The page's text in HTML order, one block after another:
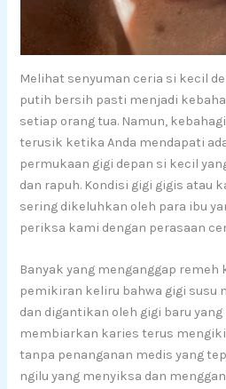
Melihat senyuman ceria si kecil
putih bersih pasti menjadi
setiap orang tua. Namun,
terusik ketika Anda mendapati
permukaan gigi depan si kecil
dan rapuh. Kondisi gigi gigis atau
sering dikeluhkan oleh para ibu
periksa kami dengan perasaan
Banyak yang menganggap remeh
pemikiran keliru bahwa gigi susu
dan digantikan oleh gigi baru
membiarkan karies terus
tanpa penanganan medis yang
ngilu yang menyiksa dan